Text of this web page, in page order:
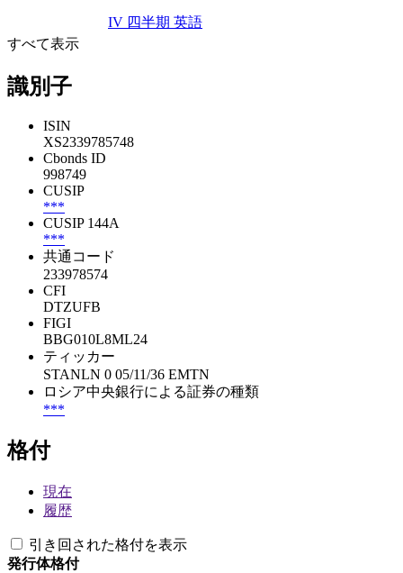
IV 四半期 英語
すべて表示
識別子
ISIN
XS2339785748
Cbonds ID
998749
CUSIP
***
CUSIP 144A
***
共通コード
233978574
CFI
DTZUFB
FIGI
BBG010L8ML24
ティッカー
STANLN 0 05/11/36 EMTN
ロシア中央銀行による証券の種類
***
格付
現在
履歴
引き回された格付を表示
発行体格付